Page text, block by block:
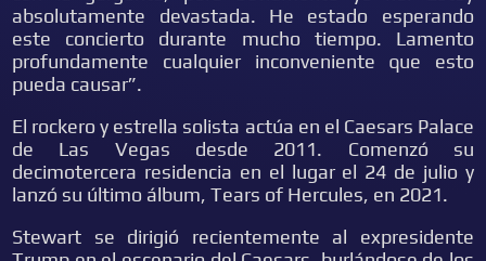
absolutamente devastada. He estado esperando
este concierto durante mucho tiempo. Lamento
profundamente cualquier inconveniente que esto
pueda causar”.
El rockero y estrella solista actúa en el Caesars Palace
de Las Vegas desde 2011. Comenzó su
decimotercera residencia en el lugar el 24 de julio y
lanzó su último álbum, Tears of Hercules, en 2021.
Stewart se dirigió recientemente al expresidente